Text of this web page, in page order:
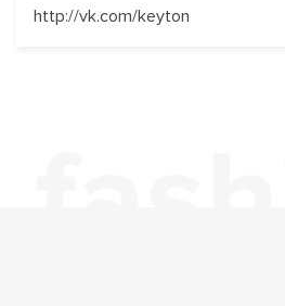
http://vk.com/keyton